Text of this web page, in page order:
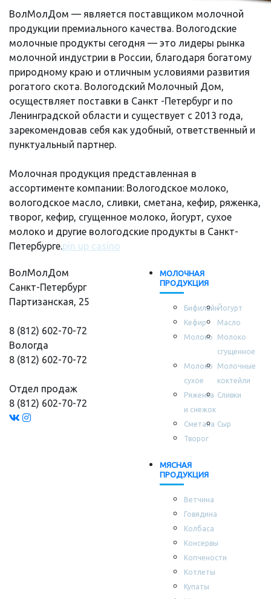
ВолМолДом — является поставщиком молочной
продукции премиального качества. Вологодские
молочные продукты сегодня — это лидеры рынка
молочной индустрии в России, благодаря богатому
природному краю и отличным условиями развития
рогатого скота. Вологодский Молочный Дом,
осуществляет поставки в Санкт -Петербург и по
Ленинградской области и существует с 2013 года,
зарекомендовав себя как удобный, ответственный и
пунктуальный партнер.
Молочная продукция представленная в
ассортименте компании: Вологодское молоко,
вологодское масло, сливки, сметана, кефир, ряженка,
творог, кефир, сгущенное молоко, йогурт, сухое
молоко и другие вологодские продукты в Санкт-
Петербурге.pin up casino
ВолМолДом
Санкт-Петербург
Партизанская, 25
8 (812) 602-70-72
Вологда
8 (812) 602-70-72
Отдел продаж
8 (812) 602-70-72
МОЛОЧНАЯ
ПРОДУКЦИЯ
БифилайнЙогурт
Кефир
Масло
Молоко
Молоко
сгущенное
Молоко
сухое
Молочные
коктейли
Ряженка
и снежок
Сливки
Сметана Сыр
Творог
МЯСНАЯ
ПРОДУКЦИЯ
Ветчина
Говядина
Колбаса
Консервы
Копчености
Котлеты
Купаты